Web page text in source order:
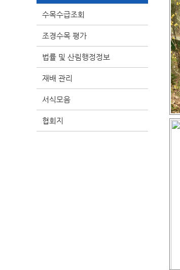
수목수급조회
조경수목 평가
법률 및 산림행정정보
재배 관리
서식모음
협회지